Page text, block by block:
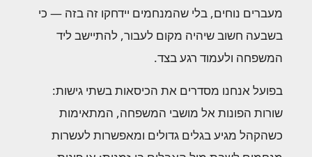
מעברים נוחים, בלי שהמנחמים יידחקו זה בזה — כי
בשבעה חשוב שיהיה מקום לעבור, להתיישב ליד
המשפחה ולעמוד רגע בצד.
בפועל אנחנו מסדרים את הכיסאות בשתי גישות:
שורות הפונות אל מושבי המשפחה, המתאימות
כשהקהל מגיע בגלים גדולים ומאפשרות לעשרות